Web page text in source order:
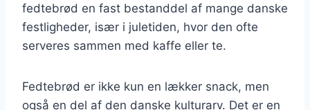
fedtebrød en fast bestanddel af mange danske
festligheder, især i juletiden, hvor den ofte
serveres sammen med kaffe eller te.
Fedtebrød er ikke kun en lækker snack, men
også en del af den danske kulturarv. Det er en